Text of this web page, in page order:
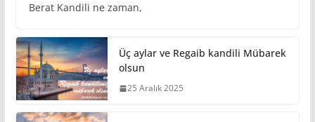
Berat Kandili ne zaman,
Üç aylar ve Regaib kandili Mübarek
olsun
25 Aralık 2025